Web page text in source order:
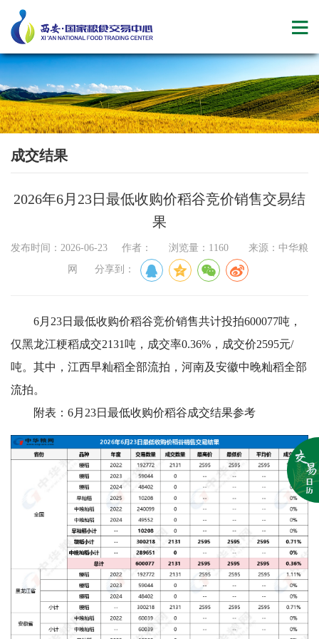
成交结果
2026年6月23日最低收购价稻谷竞价销售交易结
果
发布时间：2026-06-23 作者： 浏览量：1160 来源：中华粮
网 分享到：
6月23日最低收购价稻谷竞价销售共计投拍600077吨，
仅黑龙江粳稻成交2131吨，成交率0.36%，成交价2595元/
吨。其中，江西早籼稻全部流拍，河南及安徽中晚籼稻全部
流拍。
附表：6月23日最低收购价稻谷成交结果参考